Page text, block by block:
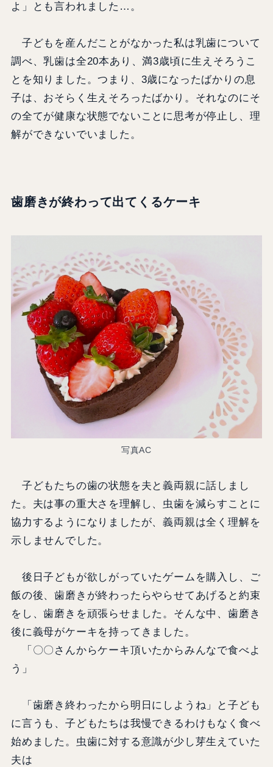
よ」とも言われました…。
子どもを産んだことがなかった私は乳歯について
調べ、乳歯は全20本あり、満3歳頃に生えそろうこ
とを知りました。つまり、3歳になったばかりの息
子は、おそらく生えそろったばかり。それなのにそ
の全てが健康な状態でないことに思考が停止し、理
解ができないでいました。
歯磨きが終わって出てくるケーキ
写真AC
子どもたちの歯の状態を夫と義両親に話しまし
た。夫は事の重大さを理解し、虫歯を減らすことに
協力するようになりましたが、義両親は全く理解を
示しませんでした。
後日子どもが欲しがっていたゲームを購入し、ご
飯の後、歯磨きが終わったらやらせてあげると約束
をし、歯磨きを頑張らせました。そんな中、歯磨き
後に義母がケーキを持ってきました。
「〇〇さんからケーキ頂いたからみんなで食べよ
う」
「歯磨き終わったから明日にしようね」と子ども
に言うも、子どもたちは我慢できるわけもなく食べ
始めました。虫歯に対する意識が少し芽生えていた
夫は